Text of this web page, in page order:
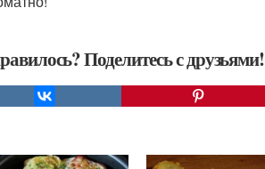
Поделитесь с друзьями!